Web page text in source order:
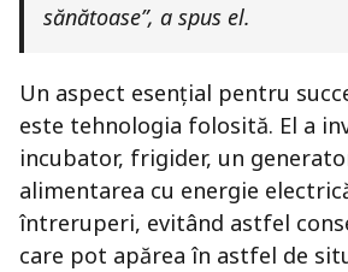
sănătoase”, a spus el.
Un aspect esențial pentru
este tehnologia folosită. El a
incubator, frigider, un
alimentarea cu energie
întreruperi, evitând astfel
care pot apărea în astfel de